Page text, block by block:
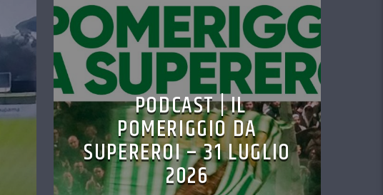
PODCAST | IL
POMERIGGIO DA
SUPEREROI – 31 LUGLIO
2026